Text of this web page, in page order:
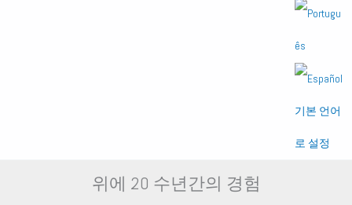
기본 언어
로 설정
위에 20 수년간의 경험